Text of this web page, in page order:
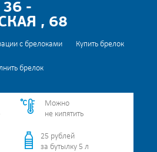
-
, 68
с брелоками Купить брелок
брелок
Можно
не кипятить
25 рублей
за бутылку 5 л